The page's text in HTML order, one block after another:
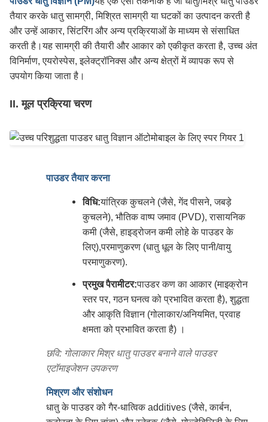
तैयार करके धातु सामग्री, मिश्रित सामग्री या घटकों का उत्पादन करती है
और उन्हें आकार, सिंटरिंग और अन्य प्रक्रियाओं के माध्यम से संसाधित
करती है।यह सामग्री की तैयारी और आकार को एकीकृत करता है, उच्च अंत
विनिर्माण, एयरोस्पेस, इलेक्ट्रॉनिक्स और अन्य क्षेत्रों में व्यापक रूप से
उपयोग किया जाता है।
II. मूल प्रक्रिया चरण
पाउडर तैयार करना
विधि:यांत्रिक कुचलने (जैसे, गेंद पीसने, जबड़े
कुचलने), भौतिक वाष्प जमाव (PVD), रासायनिक
कमी (जैसे, हाइड्रोजन कमी लोहे के पाउडर के
लिए),परमाणुकरण (धातु धूल के लिए पानी/वायु
परमाणुकरण).
प्रमुख पैरामीटर:पाउडर कण का आकार (माइक्रोन
स्तर पर, गठन घनत्व को प्रभावित करता है), शुद्धता
और आकृति विज्ञान (गोलाकार/अनियमित, प्रवाह
क्षमता को प्रभावित करता है) ।
छवि: गोलाकार मिश्र धातु पाउडर बनाने वाले पाउडर
एटॉमाइजेशन उपकरण
मिश्रण और संशोधन
धातु के पाउडर को गैर-धात्विक additives (जैसे, कार्बन,